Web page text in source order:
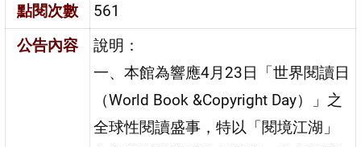
點閱次數
561
公告內容
說明：
一、本館為響應4月23日「世界閱讀日
（World Book &Copyright Day）」之
全球性閱讀盛事，特以「閱境江湖」